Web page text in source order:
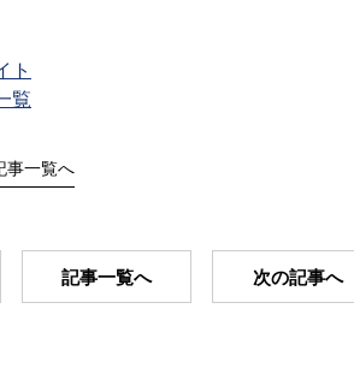
ト
覧
事一覧へ
記事一覧へ 次の記事へ